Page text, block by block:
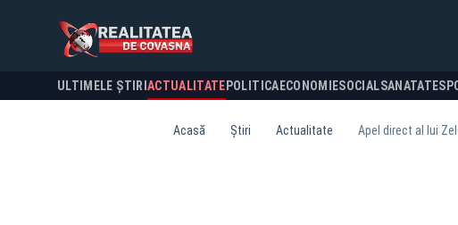
ULTIMELE ȘTIRI ACTUALITATE POLITICA ECONOMIESOCIALSANATATE
Acasă Știri Actualitate Apel direct al lui